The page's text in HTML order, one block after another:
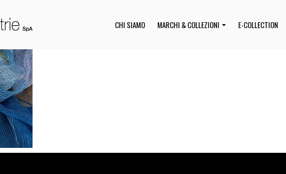
CHI SIAMO MARCHI & COLLEZIONI E-COLLECTION